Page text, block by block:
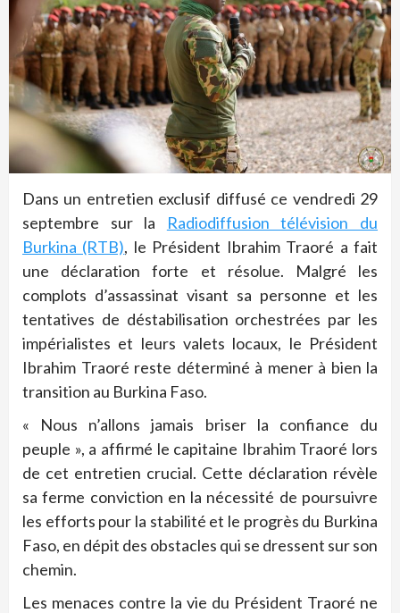
Dans un entretien exclusif diffusé ce vendredi 29
septembre sur la Radiodiffusion télévision du
Burkina (RTB), le Président Ibrahim Traoré a fait
une déclaration forte et résolue. Malgré les
complots d’assassinat visant sa personne et les
tentatives de déstabilisation orchestrées par les
impérialistes et leurs valets locaux, le Président
Ibrahim Traoré reste déterminé à mener à bien la
transition au Burkina Faso.
« Nous n’allons jamais briser la confiance du
peuple », a affirmé le capitaine Ibrahim Traoré lors
de cet entretien crucial. Cette déclaration révèle
sa ferme conviction en la nécessité de poursuivre
les efforts pour la stabilité et le progrès du Burkina
Faso, en dépit des obstacles qui se dressent sur son
chemin.
Les menaces contre la vie du Président Traoré ne